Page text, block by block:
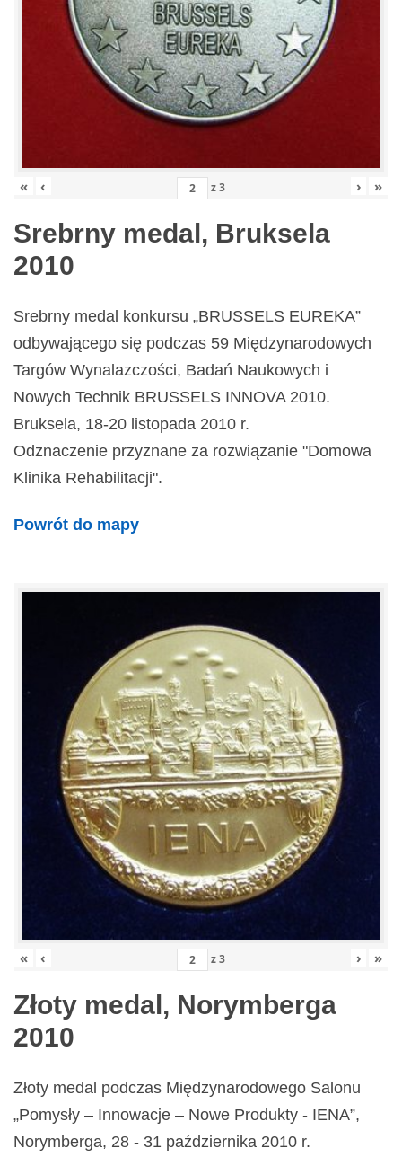
« ‹ z3 › »
Srebrny medal, Bruksela
2010
Srebrny medal konkursu „BRUSSELS EUREKA”
odbywającego się podczas 59 Międzynarodowych
Targów Wynalazczości, Badań Naukowych i
Nowych Technik BRUSSELS INNOVA 2010.
Bruksela, 18-20 listopada 2010 r.
Odznaczenie przyznane za rozwiązanie "Domowa
Klinika Rehabilitacji".
Powrót do mapy
« ‹ z3 › »
Złoty medal, Norymberga
2010
Złoty medal podczas Międzynarodowego Salonu
„Pomysły – Innowacje – Nowe Produkty - IENA”,
Norymberga, 28 - 31 października 2010 r.